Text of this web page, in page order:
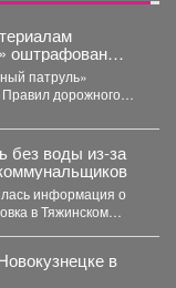
оштрафован
дважды
патруль»
дорожного
без воды из-за
информация о
в Тяжинском
в